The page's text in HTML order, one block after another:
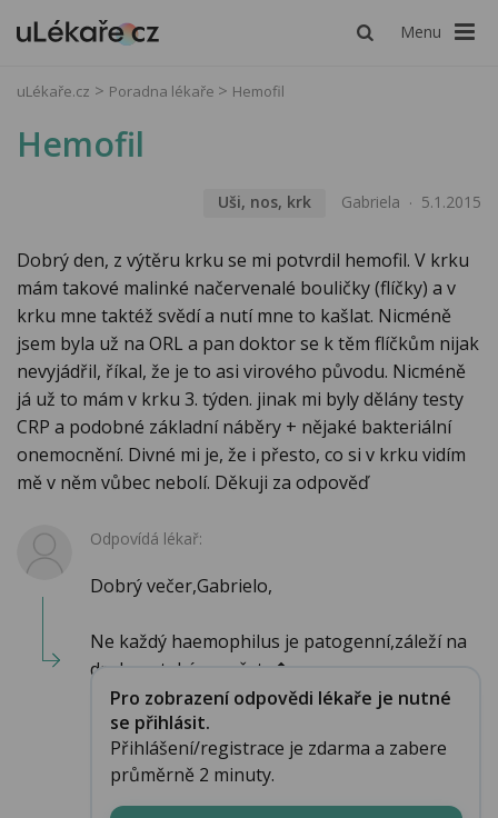
Menu
uLékaře.cz Poradna lékaře Hemofil
Hemofil
Uši, nos, krk Gabriela 5.1.2015
Dobrý den, z výtěru krku se mi potvrdil hemofil. V krku
mám takové malinké načervenalé bouličky (flíčky) a v
krku mne taktéž svědí a nutí mne to kašlat. Nicméně
jsem byla už na ORL a pan doktor se k těm flíčkům nijak
nevyjádřil, říkal, že je to asi virového původu. Nicméně
já už to mám v krku 3. týden. jinak mi byly dělány testy
CRP a podobné základní náběry + nějaké bakteriální
onemocnění. Divné mi je, že i přesto, co si v krku vidím
mě v něm vůbec nebolí. Děkuji za odpověď
Odpovídá lékař:
Dobrý večer,Gabrielo,
Ne každý haemophilus je patogenní,záleží na
druhu a také množstv�...
Pro zobrazení odpovědi lékaře je nutné
se přihlásit.
Přihlášení/registrace je zdarma a zabere
průměrně 2 minuty.